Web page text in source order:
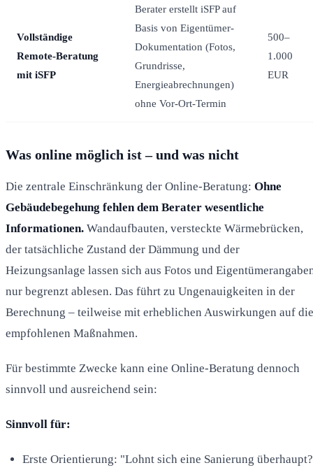
Vollständige
Remote-Beratung
mit iSFP
Berater erstellt iSFP auf
Basis von Eigentümer-
Dokumentation (Fotos,
Grundrisse,
Energieabrechnungen)
ohne Vor-Ort-Termin
500–
1.000
EUR
Was online möglich ist – und was nicht
Die zentrale Einschränkung der Online-Beratung: Ohne
Gebäudebegehung fehlen dem Berater wesentliche
Informationen. Wandaufbauten, versteckte Wärmebrücken,
der tatsächliche Zustand der Dämmung und der
Heizungsanlage lassen sich aus Fotos und
nur begrenzt ablesen. Das führt zu Ungenauigkeiten in der
Berechnung – teilweise mit erheblichen Auswirkungen auf die
empfohlenen Maßnahmen.
Für bestimmte Zwecke kann eine Online-Beratung dennoch
sinnvoll und ausreichend sein:
Sinnvoll für:
Erste Orientierung: "Lohnt sich eine Sanierung